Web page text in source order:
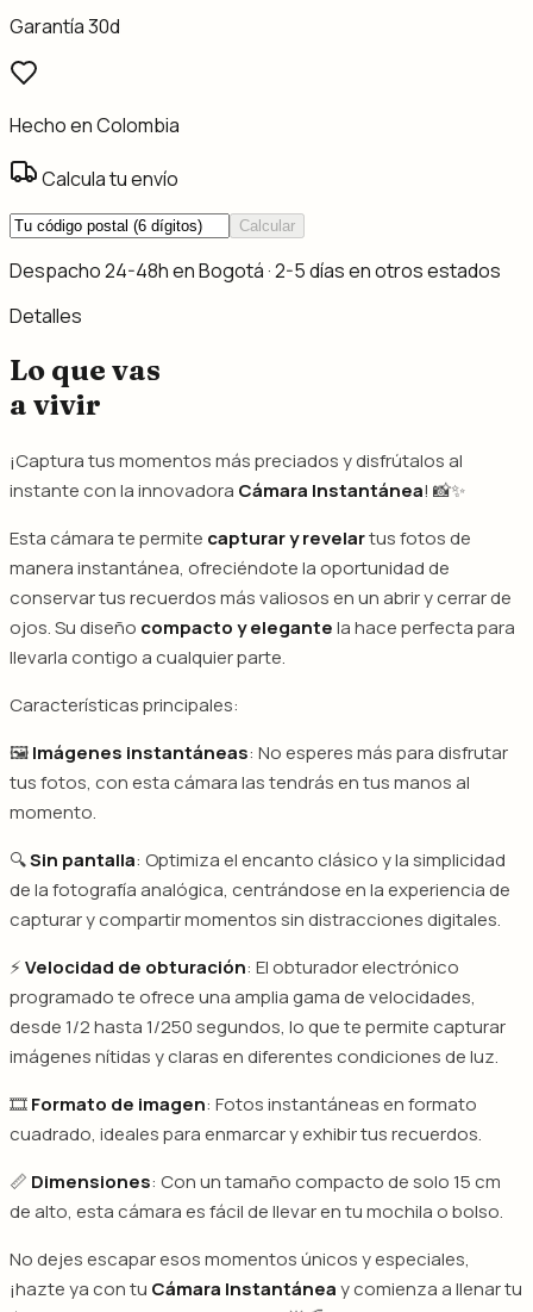
Garantía 30d
Hecho en Colombia
Calcula tu envío
Calcular
Despacho 24-48h en Bogotá · 2-5 días en otros estados
Detalles
Lo que vas
a vivir
¡Captura tus momentos más preciados y disfrútalos al
instante con la innovadora Cámara Instantánea! 📸✨
Esta cámara te permite capturar y revelartus fotos de
manera instantánea, ofreciéndote la oportunidad de
conservar tus recuerdos más valiosos en un abrir y cerrar de
ojos. Su diseño compacto y elegantela hace perfecta para
llevarla contigo a cualquier parte.
Características principales:
🖼️Imágenes instantáneas: No esperes más para disfrutar
tus fotos, con esta cámara las tendrás en tus manos al
momento.
🔍Sin pantalla: Optimiza el encanto clásico y la simplicidad
de la fotografía analógica, centrándose en la experiencia de
capturar y compartir momentos sin distracciones digitales.
⚡Velocidad de obturación: El obturador electrónico
programado te ofrece una amplia gama de velocidades,
desde 1/2 hasta 1/250 segundos, lo que te permite capturar
imágenes nítidas y claras en diferentes condiciones de luz.
🎞️Formato de imagen: Fotos instantáneas en formato
cuadrado, ideales para enmarcar y exhibir tus recuerdos.
📏 Dimensiones: Con un tamaño compacto de solo 15 cm
de alto, esta cámara es fácil de llevar en tu mochila o bolso.
No dejes escapar esos momentos únicos y especiales,
¡hazte ya con tu Cámara Instantáneay comienza a llenar tu